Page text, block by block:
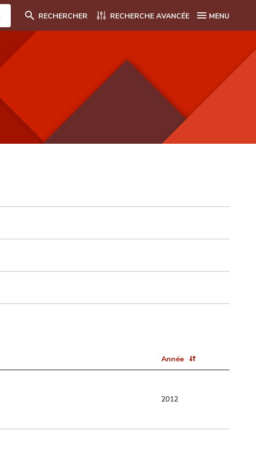
RECHERCHER RECHERCHE AVANCÉE MENU
Année
2012